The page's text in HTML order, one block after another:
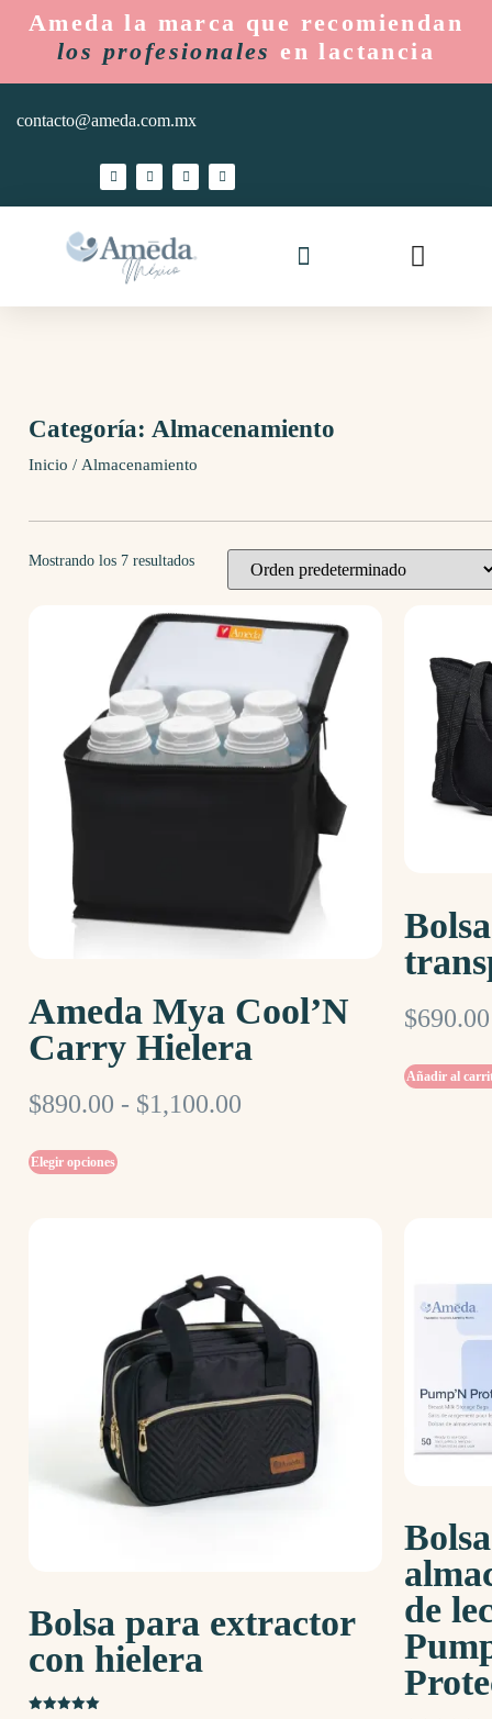
Ameda la marca que recomiendan
los profesionales en lactancia
contacto@ameda.com.mx
Categoría: Almacenamiento
Inicio / Almacenamiento
Mostrando los 7 resultados
Ameda Mya Cool’N
Carry Hielera
$890.00 - $1,100.00
Elegir opciones
$690.00
Añadir al
Bolsa para extractor
con hielera
de